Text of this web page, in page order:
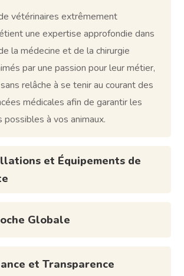
vétérinaires extrêmement
une expertise approfondie dans
la médecine et de la chirurgie
par une passion pour leur métier,
relâche à se tenir au courant des
médicales afin de garantir les
possibles à vos animaux.
et Équipements de
Globale
et Transparence